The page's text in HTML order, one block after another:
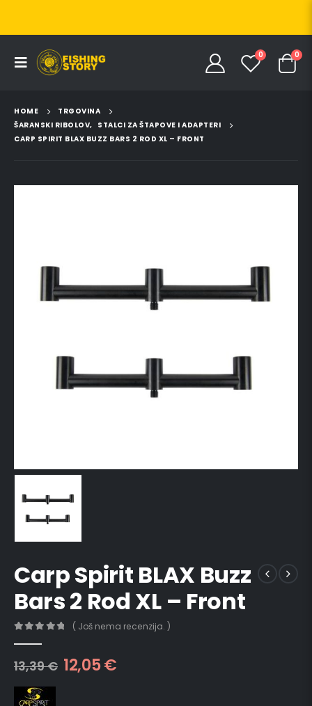
0 0
HOME
TRGOVINA
ŠARANSKI RIBOLOV, STALCI ZA ŠTAPOVE I ADAPTERI
CARP SPIRIT BLAX BUZZ BARS 2 ROD XL – FRONT
Carp Spirit BLAX Buzz
Bars 2 Rod XL – Front
( Još nema recenzija. )
13,39€ 12,05€